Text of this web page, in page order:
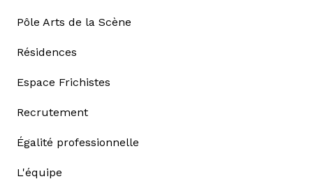
Pôle Arts de la Scène
Résidences
Espace Frichistes
Recrutement
Égalité professionnelle
L'équipe